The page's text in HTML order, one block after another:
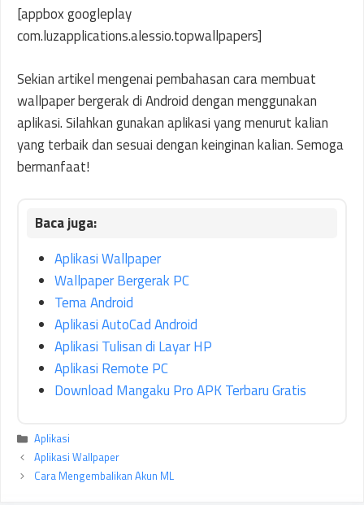
[appbox googleplay
com.luzapplications.alessio.topwallpapers]
Sekian artikel mengenai pembahasan cara membuat
wallpaper bergerak di Android dengan menggunakan
aplikasi. Silahkan gunakan aplikasi yang menurut kalian
yang terbaik dan sesuai dengan keinginan kalian. Semoga
bermanfaat!
Aplikasi Wallpaper
Wallpaper Bergerak PC
Tema Android
Aplikasi AutoCad Android
Aplikasi Tulisan di Layar HP
Aplikasi Remote PC
Download Mangaku Pro APK Terbaru Gratis
Kategori
Aplikasi
Aplikasi Wallpaper
Cara Mengembalikan Akun ML